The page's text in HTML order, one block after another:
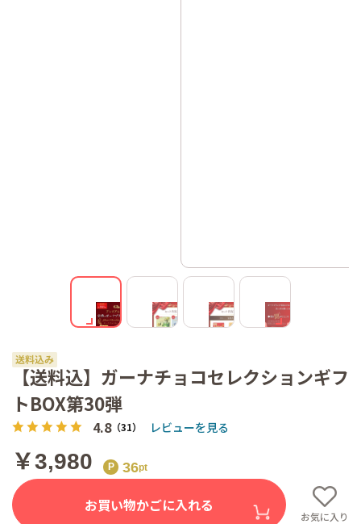
【送料込】ガーナチョコセレクションギフ
トBOX第30弾
4.8（31） レビューを見る
￥3,980 36
お買い物かごに入れる
お気に入り